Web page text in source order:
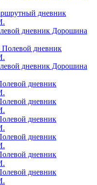
дневник
дневник Дорошина
дневник
дневник Дорошина
дневник
дневник
дневник
дневник
дневник
дневник